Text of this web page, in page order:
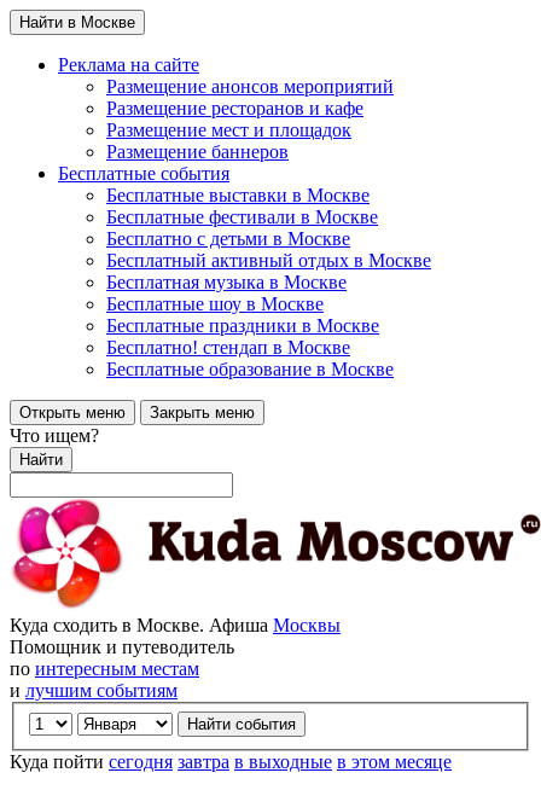
Найти в Москве
Реклама на сайте
Размещение анонсов мероприятий
Размещение ресторанов и кафе
Размещение мест и площадок
Размещение баннеров
Бесплатные события
Бесплатные выставки в Москве
Бесплатные фестивали в Москве
Бесплатно с детьми в Москве
Бесплатный активный отдых в Москве
Бесплатная музыка в Москве
Бесплатные шоу в Москве
Бесплатные праздники в Москве
Бесплатно! стендап в Москве
Бесплатные образование в Москве
Открыть меню Закрыть меню
Что ищем?
Найти
Куда сходить в Москве. Афиша Москвы
Помощник и путеводитель
по интересным местам
и лучшим событиям
Куда пойти сегодня завтра в выходные в этом месяце